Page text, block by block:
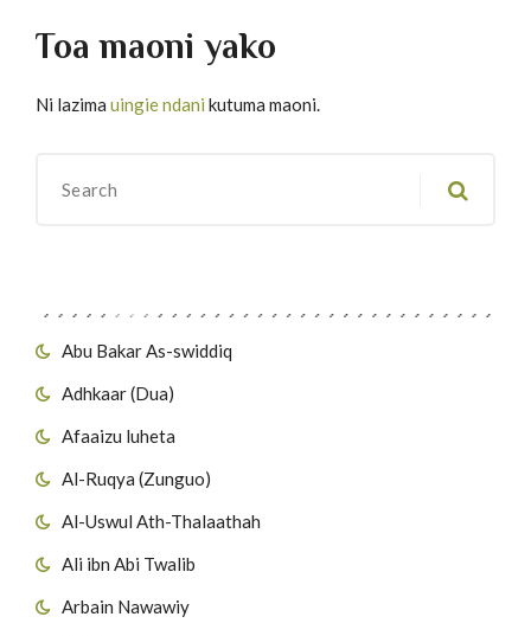
Abu Bakar As-swiddiq
Adhkaar (Dua)
Afaaizu luheta
Al-Ruqya (Zunguo)
Al-Uswul Ath-Thalaathah
Ali ibn Abi Twalib
Arbain Nawawiy
Toa maoni yako
Ni lazima uingie ndani kutuma maoni.